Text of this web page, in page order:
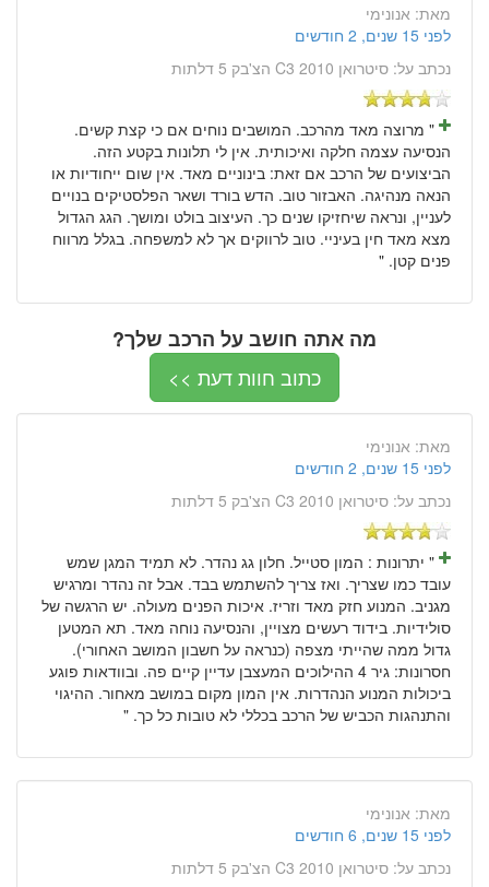
מאת: אנונימי
לפני 15 שנים, 2 חודשים
נכתב על: סיטרואן C3 2010 הצ'בק 5 דלתות
" מרוצה מאד מהרכב. המושבים נוחים אם כי קצת קשים.
הנסיעה עצמה חלקה ואיכותית. אין לי תלונות בקטע הזה.
הביצועים של הרכב אם זאת: בינוניים מאד. אין שום ייחודיות או
הנאה מנהיגה. האבזור טוב. הדש בורד ושאר הפלסטיקים בנויים
לעניין, ונראה שיחזיקו שנים כך. העיצוב בולט ומושך. הגג הגדול
מצא מאד חין בעיניי. טוב לרווקים אך לא למשפחה. בגלל מרווח
פנים קטן. "
מה אתה חושב על הרכב שלך?
כתוב חוות דעת >>
מאת: אנונימי
לפני 15 שנים, 2 חודשים
נכתב על: סיטרואן C3 2010 הצ'בק 5 דלתות
" יתרונות : המון סטייל. חלון גג נהדר. לא תמיד המגן שמש
עובד כמו שצריך. ואז צריך להשתמש בבד. אבל זה נהדר ומרגיש
מגניב. המנוע חזק מאד וזריז. איכות הפנים מעולה. יש הרגשה של
סולידיות. בידוד רעשים מצויין, והנסיעה נוחה מאד. תא המטען
גדול ממה שהייתי מצפה (כנראה על חשבון המושב האחורי).
חסרונות: גיר 4 ההילוכים המעצבן עדיין קיים פה. ובוודאות פוגע
ביכולות המנוע הנהדרות. אין המון מקום במושב מאחור. ההיגוי
והתנהגות הכביש של הרכב בכללי לא טובות כל כך. "
מאת: אנונימי
לפני 15 שנים, 6 חודשים
נכתב על: סיטרואן C3 2010 הצ'בק 5 דלתות